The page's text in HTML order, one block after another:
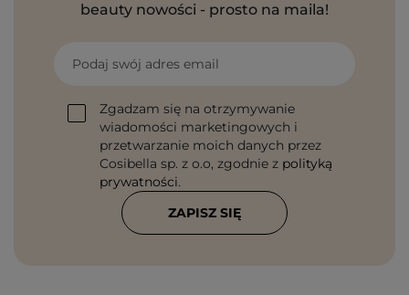
beauty nowości - prosto na maila!
Podaj swój adres email
Zgadzam się na otrzymywanie
wiadomości marketingowych i
przetwarzanie moich danych przez
Cosibella sp. z o.o, zgodnie z polityką
prywatności.
ZAPISZ SIĘ